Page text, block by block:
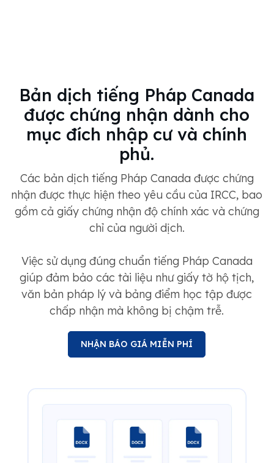
Bản dịch tiếng Pháp Canada
được chứng nhận dành cho
mục đích nhập cư và chính
phủ.
Các bản dịch tiếng Pháp Canada được chứng
nhận được thực hiện theo yêu cầu của IRCC, bao
gồm cả giấy chứng nhận độ chính xác và chứng
chỉ của người dịch.
Việc sử dụng đúng chuẩn tiếng Pháp Canada
giúp đảm bảo các tài liệu như giấy tờ hộ tịch,
văn bản pháp lý và bảng điểm học tập được
chấp nhận mà không bị chậm trễ.
NHẬN BÁO GIÁ MIỄN PHÍ